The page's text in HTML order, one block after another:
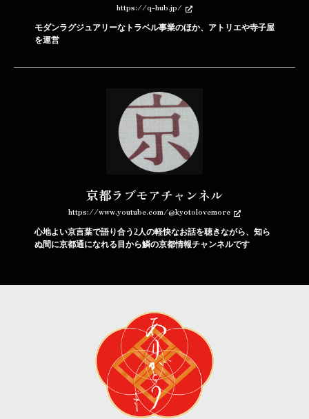
https://q-hub.jp/
モダンラグジュアリーなトラベル事業のほか、アトリエや寺子屋
を運営
京都ラブモアチャンネル
https://www.youtube.com/@kyotolovemore
心地よい京言葉で語り合う2人の軽快なお話を聴きながら、知ら
ぬ間に京都通になれる目から鱗の京都情報チャンネルです